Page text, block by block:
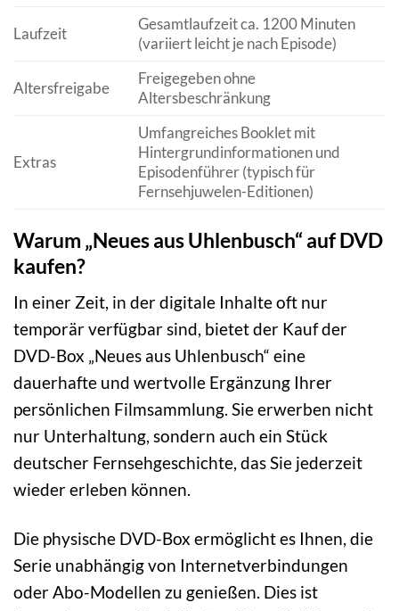
Laufzeit
Gesamtlaufzeit ca. 1200 Minuten
(variiert leicht je nach Episode)
Altersfreigabe
Freigegeben ohne
Altersbeschränkung
Extras
Umfangreiches Booklet mit
Hintergrundinformationen und
Episodenführer (typisch für
Fernsehjuwelen-Editionen)
Warum „Neues aus Uhlenbusch“ auf DVD
kaufen?
In einer Zeit, in der digitale Inhalte oft nur
temporär verfügbar sind, bietet der Kauf der
DVD-Box „Neues aus Uhlenbusch“ eine
dauerhafte und wertvolle Ergänzung Ihrer
persönlichen Filmsammlung. Sie erwerben nicht
nur Unterhaltung, sondern auch ein Stück
deutscher Fernsehgeschichte, das Sie jederzeit
wieder erleben können.
Die physische DVD-Box ermöglicht es Ihnen, die
Serie unabhängig von Internetverbindungen
oder Abo-Modellen zu genießen. Dies ist